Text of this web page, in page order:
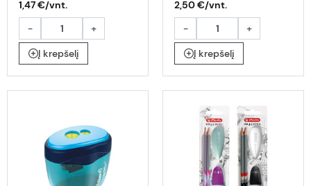
1,47 €/vnt.
-
+
Į krepšelį
2,50 €/vnt.
-
+
Į krepšelį